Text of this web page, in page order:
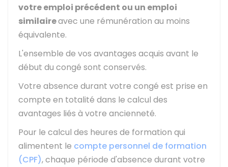
votre emploi précédent ou un emploi
similaireavec une rémunération au moins
équivalente.
L'ensemble de vos avantages acquis avant le
début du congé sont conservés.
Votre absence durant votre congé est prise en
compte en totalité dans le calcul des
avantages liés à votre ancienneté.
Pour le calcul des heures de formation qui
alimentent le compte personnel de formation
(CPF), chaque période d'absence durant votre